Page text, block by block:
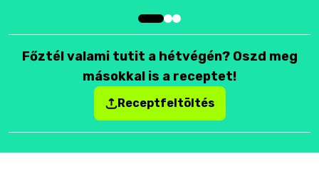
Főztél valami tutit a hétvégén? Oszd meg
másokkal is a receptet!
Receptfeltöltés